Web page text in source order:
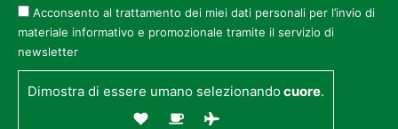
Acconsento al trattamento dei miei dati personali per l’invio di
materiale informativo e promozionale tramite il servizio di
newsletter
Dimostra di essere umano selezionandocuore.